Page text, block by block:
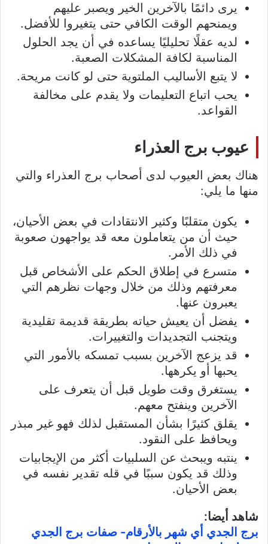
يرى دائمًا بالآخرين الخير ويصبر عليهم
ويمنحهم الوقت الكافي حتى يتغيروا للأفضل.
لديه عقلًا تحليليًا يساعده في أن يجد الحلول
المناسبة لكافة المشكلات الصعبة.
لا يتبع الأساليب الملتوية حتى لو كانت مريحة.
يحب اتباع التعليمات ولا يقدم على مخالفة
القواعد.
عيوب برج العذراء
هناك بعض العيوب لدى أصحاب برج العذراء والتي
منها ما يلي:
يكون متقلبًا وكثير الانتقادات في بعض الأحيان،
حيث أن من يتعاملون معه قد يواجهون صعوبة
في ذلك الأمر.
متسرع في إطلاق الحكم على الأشخاص قبل
معرفتهم وذلك من خلال وجهات نظرهم التي
يعبرون عنها.
يفضل أن يعيش حياته بطريقة قديمة تقليدية
ويتجنب التجديدات والتغييرات.
قد يزعج الآخرين بسبب تمسكه بالأمور التي
يحبها أو يكرهها.
يستغرق وقت طويل قبل أن يتعرف على
الآخرين وينفتح معهم.
يقلق كثيرًا بشأن المستقبل لذلك فهو غير مبذر
ويحافظ على النقود.
ينتبه ويبحث عن السلبيات أكثر من الإيجابيات
وذلك قد يكون سببًا في قله تقدير نفسه في
بعض الأحيان.
شاهد أيضا:
برج الجدي أي شهر بالأرقام- صفات برج الجدي